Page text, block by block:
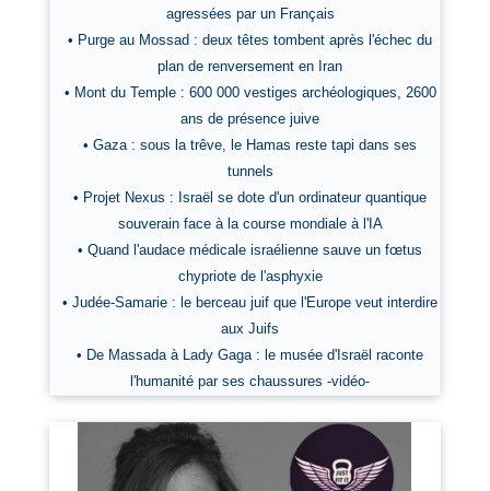
agressées par un Français
• Purge au Mossad : deux têtes tombent après l'échec du
plan de renversement en Iran
• Mont du Temple : 600 000 vestiges archéologiques, 2600
ans de présence juive
• Gaza : sous la trêve, le Hamas reste tapi dans ses
tunnels
• Projet Nexus : Israël se dote d'un ordinateur quantique
souverain face à la course mondiale à l'IA
• Quand l'audace médicale israélienne sauve un fœtus
chypriote de l'asphyxie
• Judée-Samarie : le berceau juif que l'Europe veut interdire
aux Juifs
• De Massada à Lady Gaga : le musée d'Israël raconte
l'humanité par ses chaussures -vidéo-